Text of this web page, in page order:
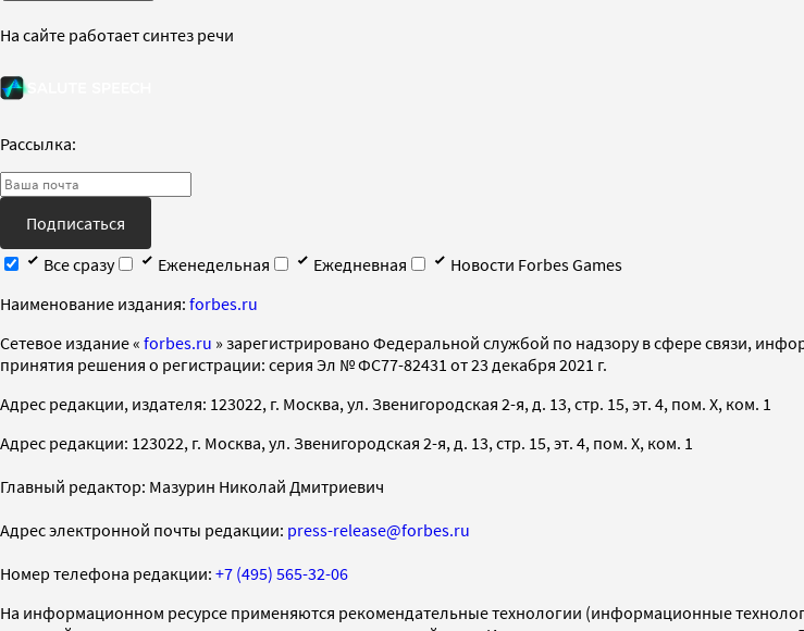
На сайте работает синтез речи
Рассылка:
Подписаться
Все сразу
Еженедельная Ежедневная
Новости Forbes Games
Наименование издания: forbes.ru
Cетевое издание « forbes.ru » зарегистрировано Федеральной службой по надзору в сфере связи,
принятия решения о регистрации: серия Эл № ФС77-82431 от 23 декабря 2021 г.
Адрес редакции, издателя: 123022, г. Москва, ул. Звенигородская 2-я, д. 13, стр. 15, эт. 4, пом. X, ком. 1
Адрес редакции: 123022, г. Москва, ул. Звенигородская 2-я, д. 13, стр. 15, эт. 4, пом. X, ком. 1
Главный редактор: Мазурин Николай Дмитриевич
Адрес электронной почты редакции: press-release@forbes.ru
Номер телефона редакции: +7 (495) 565-32-06
На информационном ресурсе применяются рекомендательные технологии (информационные